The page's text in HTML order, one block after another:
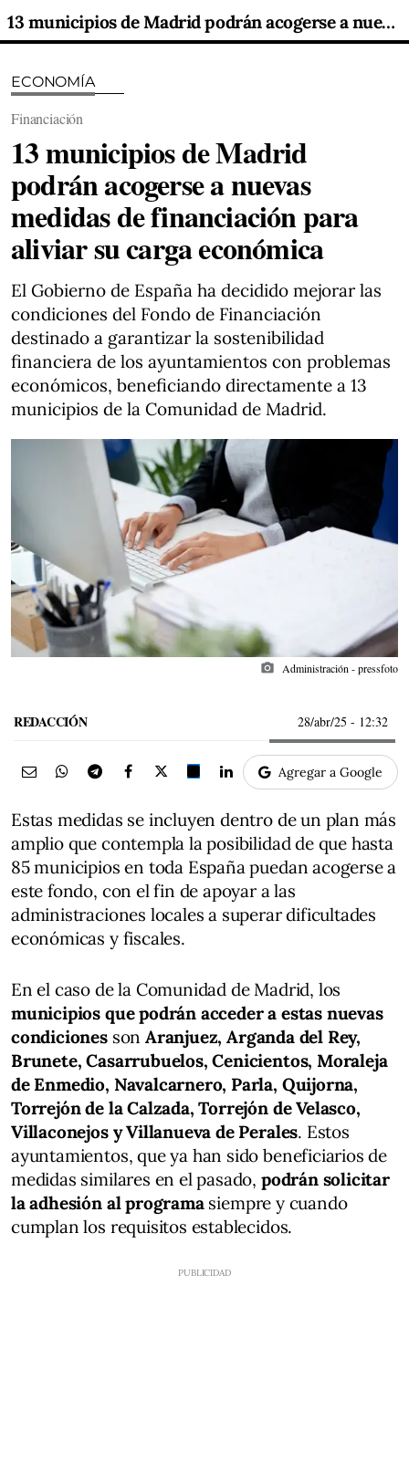
13 municipios de Madrid podrán acogerse a nuevas medidas de financiación para aliviar su carga económica
ECONOMÍA
Financiación
13 municipios de Madrid
podrán acogerse a nuevas
medidas de financiación para
aliviar su carga económica
El Gobierno de España ha decidido mejorar las
condiciones del Fondo de Financiación
destinado a garantizar la sostenibilidad
financiera de los ayuntamientos con problemas
económicos, beneficiando directamente a 13
municipios de la Comunidad de Madrid.
photo_camera Administración - pressfoto
REDACCIÓN 28/abr/25 - 12:32
Agregar a Google
Estas medidas se incluyen dentro de un plan más
amplio que contempla la posibilidad de que hasta
85 municipios en toda España puedan acogerse a
este fondo, con el fin de apoyar a las
administraciones locales a superar dificultades
económicas y fiscales.
En el caso de la Comunidad de Madrid, los
municipios que podrán acceder a estas nuevas
condicionesson Aranjuez, Arganda del Rey,
Brunete, Casarrubuelos, Cenicientos, Moraleja
de Enmedio, Navalcarnero, Parla, Quijorna,
Torrejón de la Calzada, Torrejón de Velasco,
Villaconejos y Villanueva de Perales. Estos
ayuntamientos, que ya han sido beneficiarios de
medidas similares en el pasado, podrán solicitar
la adhesión al programa siempre y cuando
cumplan los requisitos establecidos.